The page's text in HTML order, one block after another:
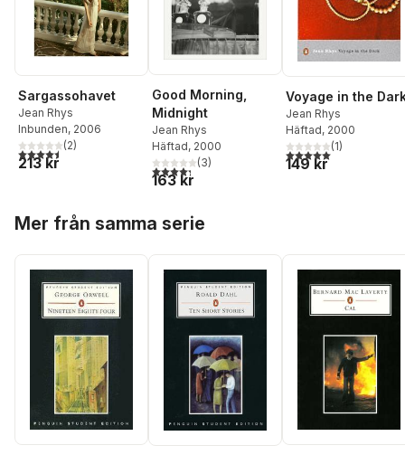
Sargassohavet
Jean Rhys
Inbunden, 2006
4,5utav 5 stjärnor. Totalt antal röster:
(2)
213 kr
Good Morning,
Midnight
Jean Rhys
Häftad, 2000
4,3utav 5 stjärnor. Totalt antal röster:
(3)
163 kr
Voyage in the
Jean Rhys
Häftad, 2000
5,0utav 5 stjärnor.
(1)
149 kr
Mer från samma serie